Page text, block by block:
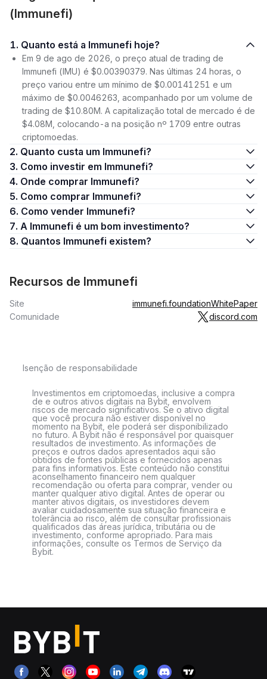
(Immunefi)
1. Quanto está a Immunefi hoje?
Em 9 de ago de 2026, o preço atual de trading de
Immunefi (IMU) é $0.00390379. Nas últimas 24 horas, o
preço variou entre um mínimo de $0.00141251 e um
máximo de $0.0046263, acompanhado por um volume de
trading de $10.80M. A capitalização total de mercado é de
$4.08M, colocando-a na posição nº 1709 entre outras
criptomoedas.
2. Quanto custa um Immunefi?
3. Como investir em Immunefi?
4. Onde comprar Immunefi?
5. Como comprar Immunefi?
6. Como vender Immunefi?
7. A Immunefi é um bom investimento?
8. Quantos Immunefi existem?
Recursos de Immunefi
Site immunefi.foundationWhitePaper
Comunidade
discord.com
Isenção de responsabilidade
Investimentos em criptomoedas, inclusive a compra
de e outros ativos digitais na Bybit, envolvem
riscos de mercado significativos. Se o ativo digital
que você procura não estiver disponível no
momento na Bybit, ele poderá ser disponibilizado
no futuro. A Bybit não é responsável por quaisquer
resultados de investimento. As informações de
preços e outros dados apresentados aqui são
obtidos de fontes públicas e fornecidos apenas
para fins informativos. Este conteúdo não constitui
aconselhamento financeiro nem qualquer
recomendação ou oferta para comprar, vender ou
manter qualquer ativo digital. Antes de operar ou
manter ativos digitais, os investidores devem
avaliar cuidadosamente sua situação financeira e
tolerância ao risco, além de consultar profissionais
qualificados das áreas jurídica, tributária ou de
investimento, conforme apropriado. Para mais
informações, consulte os Termos de Serviço da
Bybit.